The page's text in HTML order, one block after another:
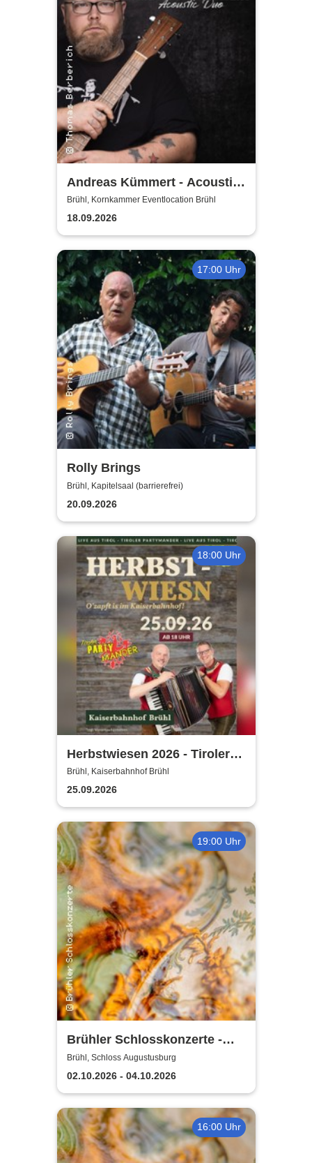
Andreas Kümmert - Acoustic
Duo
Brühl, Kornkammer Eventlocation Brühl
18.09.2026
17:00 Uhr
Rolly Brings
Brühl, Kapitelsaal (barrierefrei)
20.09.2026
18:00 Uhr
Herbstwiesen 2026 - Tiroler
Partymander live |
Kaiserbahnhof Brühl
Brühl, Kaiserbahnhof Brühl
25.09.2026
19:00 Uhr
Brühler Schlosskonzerte -
Haydn-Festival 2026
Brühl, Schloss Augustusburg
02.10.2026 - 04.10.2026
16:00 Uhr